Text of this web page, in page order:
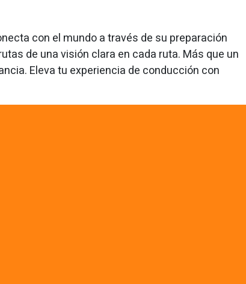
con el mundo a través de su preparación
de una visión clara en cada ruta. Más que un
Eleva tu experiencia de conducción con